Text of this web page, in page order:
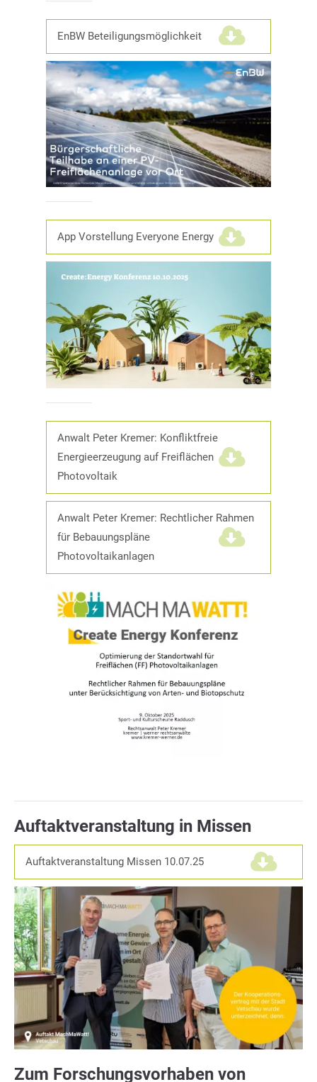
EnBW Beteiligungsmöglichkeit (2,9 MiB)
App Vorstellung Everyone Energy (1,2 MiB)
Anwalt Peter Kremer: Konfliktfreie
Energieerzeugung auf Freiflächen
Photovoltaik
Anwalt Peter Kremer: Rechtlicher Rahmen
für Bebauungspläne
Photovoltaikanlagen
Auftaktveranstaltung in Missen
Auftaktveranstaltung Missen 10.07.25
Zum Forschungsvorhaben von